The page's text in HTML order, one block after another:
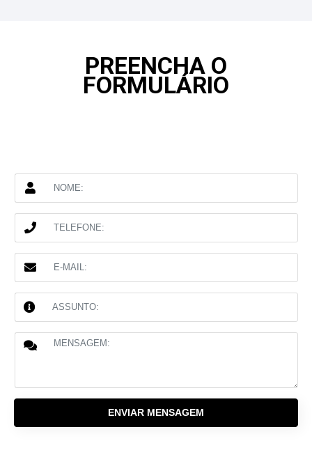
PREENCHA O
FORMULÁRIO
ENVIAR MENSAGEM